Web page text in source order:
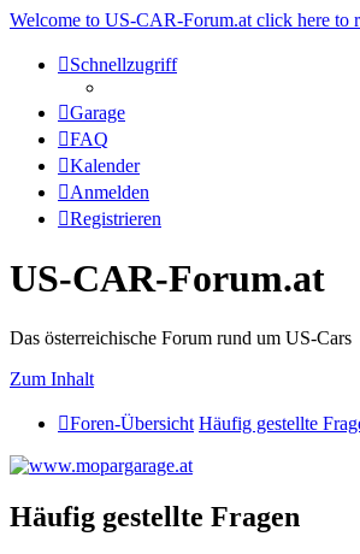
Welcome to US-CAR-Forum.at click here to
Schnellzugriff
Garage
FAQ
Kalender
Anmelden
Registrieren
US-CAR-Forum.at
Das österreichische Forum rund um US-Cars
Zum Inhalt
Foren-Übersicht Häufig gestellte
Häufig gestellte Fragen